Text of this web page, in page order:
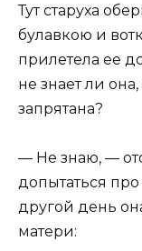
Тут старуха
булавкою и
прилетела ее
не знает ли
запрятана?
— Не знаю, —
допытаться
другой день
матери: